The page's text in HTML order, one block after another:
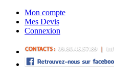
Mon compte
Mes Devis
Connexion